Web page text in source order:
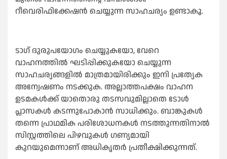
റീവെരിഫിക്കേഷന്‍ ചെയ്യുന്ന സാഹചര്യം ഉണ്ടാകൂ.
ടാഗ് ദുരുപയോഗം ചെയ്യുകയോ, വേറെ
വാഹനത്തില്‍ ഘടിപ്പിക്കുകയോ ചെയ്യുന്ന
സാഹചര്യങ്ങളില്‍ മാത്രമായിരിക്കും ഇനി പ്രത്യേക
അന്വേഷണം നടക്കുക. അല്ലാത്തപക്ഷം വാഹന
ഉടമകള്‍ക്ക് യാതൊരു തടസവുമില്ലാതെ ടോള്‍
പ്ലാസകള്‍ കടന്നുപോകാന്‍ സാധിക്കും. ബാങ്കുകള്‍
തന്നെ പ്രാഥമിക പരിശോധനകള്‍ നടത്തുന്നതിനാല്‍
സിസ്റ്റത്തിലെ പിഴവുകള്‍ ഗണ്യമായി
കുറയുമെന്നാണ് അധികൃതര്‍ പ്രതീക്ഷിക്കുന്നത്.